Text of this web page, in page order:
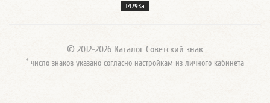
14793а
© 2012-2026 Каталог Советский знак
* число знаков указано согласно настройкам из личного кабинета